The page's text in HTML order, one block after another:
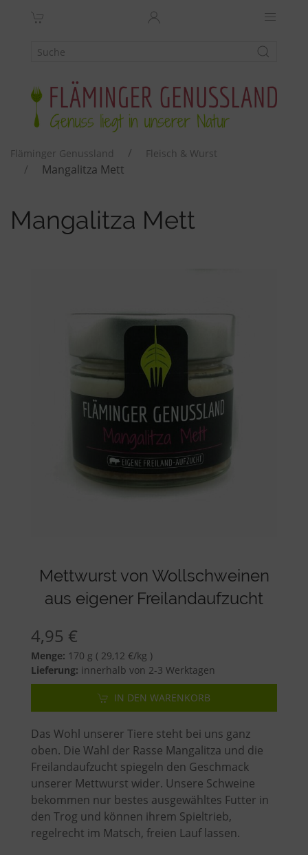
Fläminger Genussland Fleisch & Wurst
Mangalitza Mett
Mangalitza Mett
Mettwurst von Wollschweinen
aus eigener Freilandaufzucht
4,95 €
Menge: 170 g ( 29,12 €/kg )
Lieferung: innerhalb von 2-3 Werktagen
IN DEN WARENKORB
Das Wohl unserer Tiere steht bei uns ganz
oben. Die Wahl der Rasse Mangalitza und die
Freilandaufzucht spiegeln den Geschmack
unserer Mettwurst wider. Unsere Schweine
bekommen nur bestes ausgewähltes Futter in
den Trog und können ihrem Spieltrieb,
regelrecht im Matsch, freien Lauf lassen.